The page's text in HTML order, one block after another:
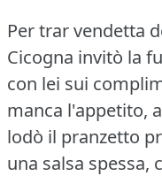
Per trar vendetta
Cicogna invitò la
con lei sui
manca l'appetito,
lodò il pranzetto
una salsa spessa,